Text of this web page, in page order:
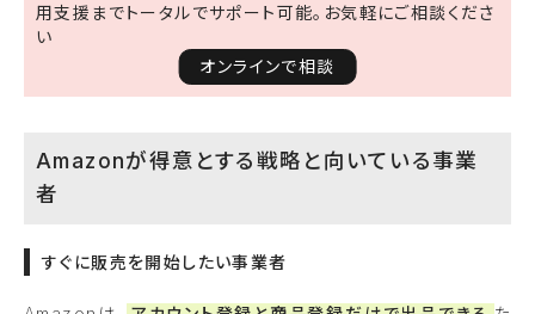
用支援までトータルでサポート可能。お気軽にご相談くださ
い
オンラインで相談
Amazonが得意とする戦略と向いている事業
者
すぐに販売を開始したい事業者